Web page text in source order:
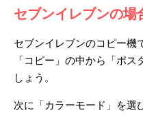
セブンイレブンの場
セブンイレブンのコピー機
「コピー」の中から「ポ
しょう。
次に「カラーモード」を選